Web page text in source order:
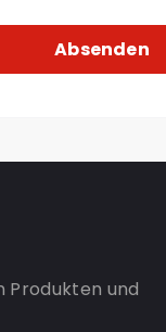
Produkten und